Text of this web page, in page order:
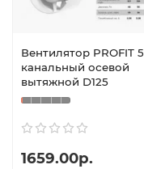
Вентилятор PROFIT 5
канальный осевой
вытяжной D125
1659.00р.